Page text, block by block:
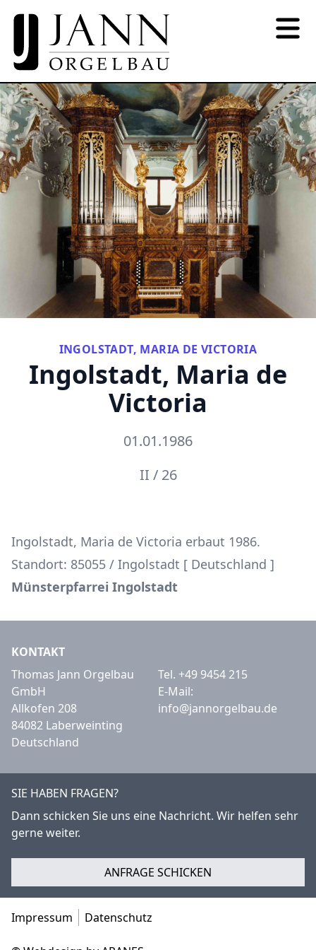
INGOLSTADT, MARIA DE VICTORIA
Ingolstadt, Maria de
Victoria
01.01.1986
II / 26
Ingolstadt, Maria de Victoria erbaut 1986.
Standort: 85055 / Ingolstadt [ Deutschland ]
Münsterpfarrei Ingolstadt
KONTAKT
Thomas Jann Orgelbau
GmbH
Allkofen 208
84082 Laberweinting
Deutschland
Tel. +49 9454 215
E-Mail:
info@jannorgelbau.de
SIE HABEN FRAGEN?
Dann schicken Sie uns eine Nachricht. Wir helfen sehr
gerne weiter.
ANFRAGE SCHICKEN
Impressum Datenschutz